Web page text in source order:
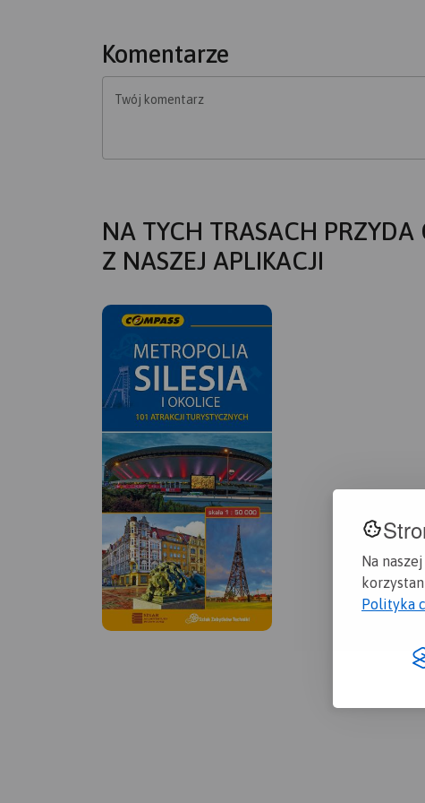
Na
Polityka
Komentarze
Twój komentarz
NA TYCH TRASACH
Z NASZEJ APLIKACJI